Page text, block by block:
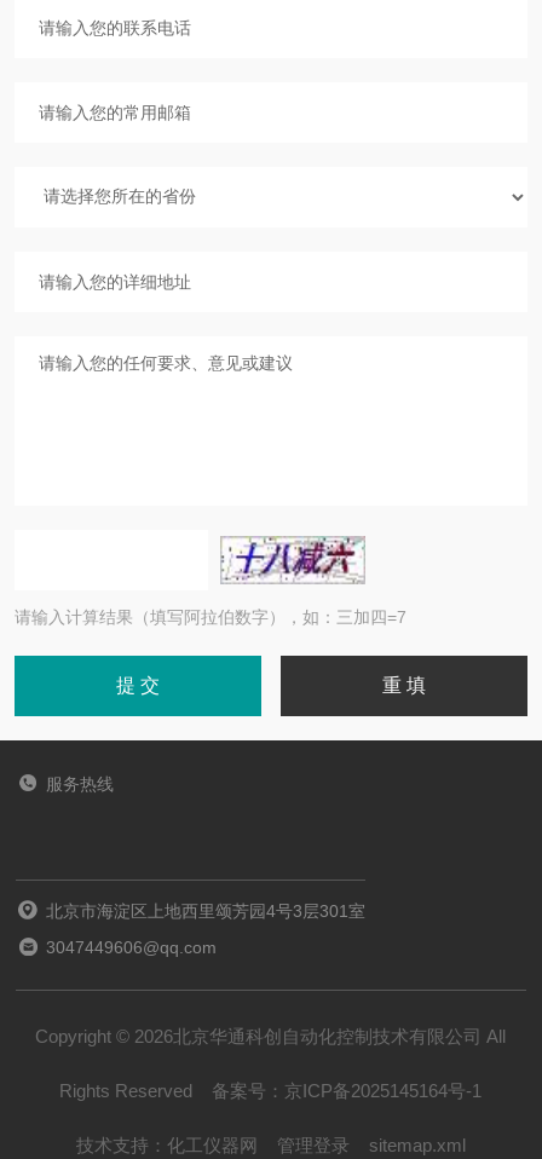
请输入计算结果（填写阿拉伯数字），如：三加四=7
服务热线
北京市海淀区上地西里颂芳园4号3层301室
3047449606@qq.com
Copyright © 2026北京华通科创自动化控制技术有限公司 All
Rights Reserved 备案号： 京ICP备2025145164号-1
技术支持： 化工仪器网 管理登录 sitemap.xml